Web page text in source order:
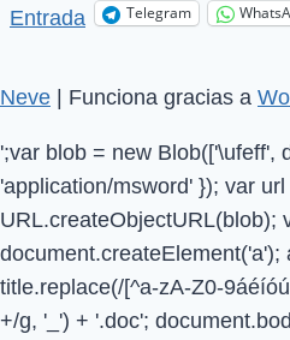
Entrada Telegram
Neve | Funciona gracias a
';var blob = new Blob(['\ufeff',
'application/msword' }); var url
URL.createObjectURL(blob);
title.replace(/[^a-zA-Z0-
+/g, '_') + '.doc';